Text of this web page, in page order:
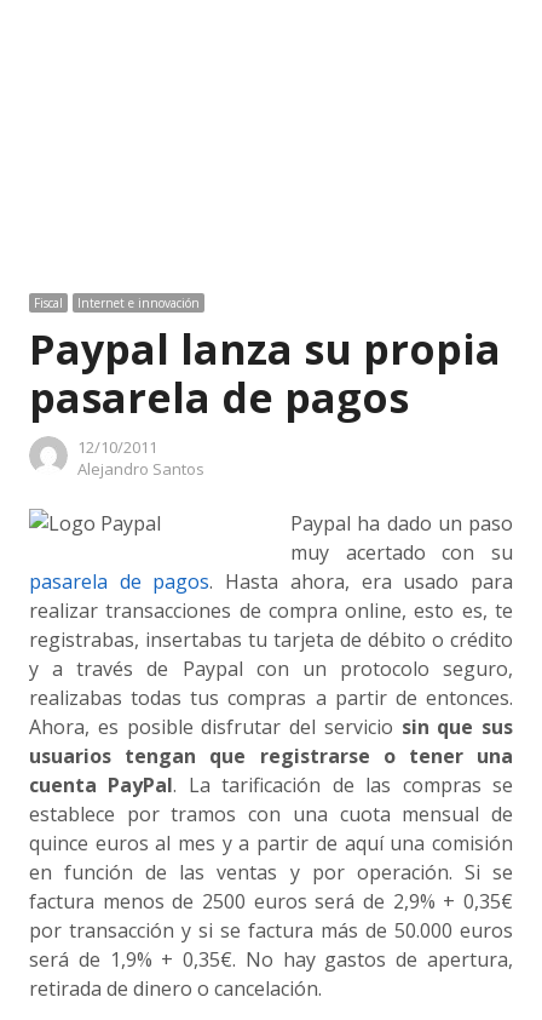
Fiscal Internet e innovación
Paypal lanza su propia
pasarela de pagos
12/10/2011
Author
Alejandro Santos
Paypal ha dado un paso
muy acertado con su
pasarela de pagos. Hasta ahora, era usado para
realizar transacciones de compra online, esto es, te
registrabas, insertabas tu tarjeta de débito o crédito
y a través de Paypal con un protocolo seguro,
realizabas todas tus compras a partir de entonces.
Ahora, es posible disfrutar del servicio sin que sus
usuarios tengan que registrarse o tener una
cuenta PayPal. La tarificación de las compras se
establece por tramos con una cuota mensual de
quince euros al mes y a partir de aquí una comisión
en función de las ventas y por operación. Si se
factura menos de 2500 euros será de 2,9% + 0,35€
por transacción y si se factura más de 50.000 euros
será de 1,9% + 0,35€. No hay gastos de apertura,
retirada de dinero o cancelación.